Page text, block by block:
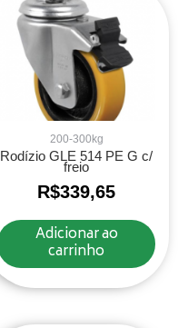
200-300kg
Rodízio GLE 514 PE G c/
freio
R$339,65
Adicionar ao
carrinho